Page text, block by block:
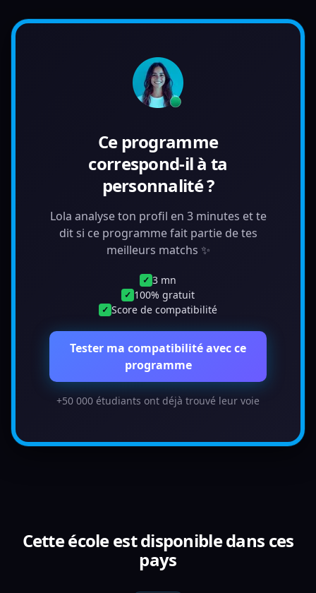
Ce programme
correspond-il à ta
personnalité ?
Lola analyse ton profil en 3 minutes et te
dit si ce programme fait partie de tes
meilleurs matchs ✨
✓ 3 mn
✓ 100% gratuit
✓ Score de compatibilité
Tester ma compatibilité avec ce
programme
+50 000 étudiants ont déjà trouvé leur voie
Cette école est disponible dans ces
pays